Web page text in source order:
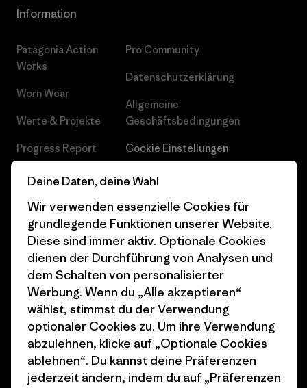
Information
Patagonia Action
Works
Worn Wear
Werte & Projekte
Progress Report
Business Unusual
Klimaziele
1% For The Planet
Wie wir finanzieren
Geschenkgutscheine
Stores in deiner
Nähe
Pro Community
Datenschutzerklärung
Allgemeine
Geschäftsbedingungen
Cookie Einstellungen
Karriere
Pressekontakt
Industry program
Affiliate-Programm
Patagonia Österreich
Seitenverzeichnis
Deine Daten, deine Wahl
Wir verwenden essenzielle Cookies für
grundlegende Funktionen unserer Website.
Diese sind immer aktiv. Optionale Cookies
dienen der Durchführung von Analysen und
dem Schalten von personalisierter
Werbung. Wenn du „Alle akzeptieren“
wählst, stimmst du der Verwendung
optionaler Cookies zu. Um ihre Verwendung
abzulehnen, klicke auf „Optionale Cookies
ablehnen“. Du kannst deine Präferenzen
jederzeit ändern, indem du auf „Präferenzen